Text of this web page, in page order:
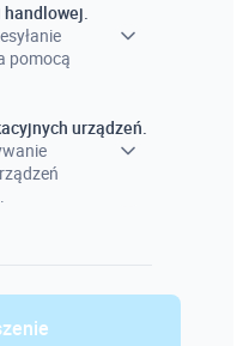
handlowej.
pomocą
urządzeń.